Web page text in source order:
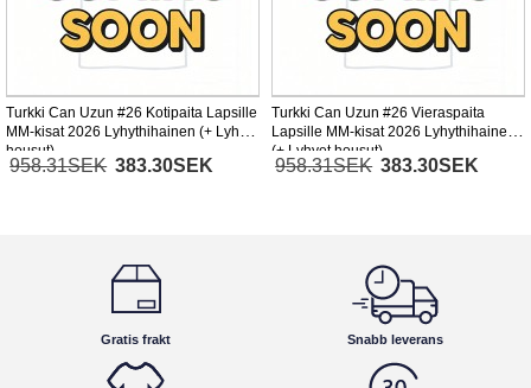
Turkki Can Uzun #26 Kotipaita Lapsille
MM-kisat 2026 Lyhythihainen (+ Lyhyet
housut)
958.31SEK 383.30SEK
Turkki Can Uzun #26 Vieraspaita
Lapsille MM-kisat 2026 Lyhythihainen
(+ Lyhyet housut)
958.31SEK 383.30SEK
Gratis frakt Snabb leverans